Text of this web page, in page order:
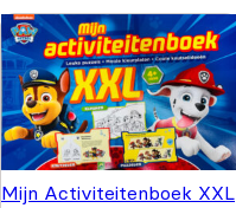
Mijn Activiteitenboek XXL